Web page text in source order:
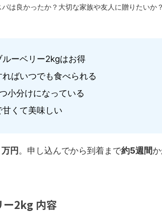
は良かったか？大切な家族や友人に贈りたいか
ルーベリー2kgはお得
ればいつでも食べられる
小分けになっている
甘くて美味しい
円。申し込んでから到着まで約5週間
ー2kg 内容